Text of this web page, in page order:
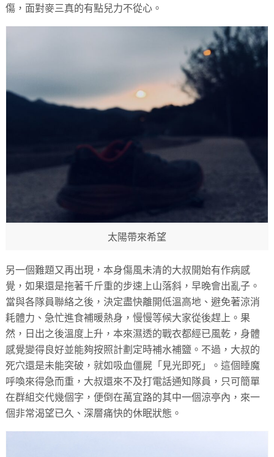
傷，面對麥三真的有點兒力不從心。
太陽帶來希望
另一個難題又再出現，本身傷風未清的大叔開始有作病感
覺，如果還是拖著千斤重的步速上山落斜，早晚會出亂子。
當與各隊員聯絡之後，決定盡快離開低溫高地、避免著涼消
耗體力、急忙進食補暖熱身，慢慢等候大家從後趕上。果
然，日出之後溫度上升，本來濕透的戰衣都經已風乾，身體
感覺變得良好並能夠按照計劃定時補水補鹽。不過，大叔的
死穴還是未能突破，就如吸血僵屍「見光即死」。這個睡魔
呼喚來得急而重，大叔還來不及打電話通知隊員，只可簡單
在群組交代幾個字，便倒在萬宜路的其中一個涼亭內，來一
個非常渴望已久、深層痛快的休眠狀態。